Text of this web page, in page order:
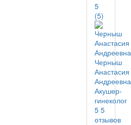
5
(5)
Черныш
Анастасия
Андреевна
Акушер-
гинеколог
5 5
отзывов